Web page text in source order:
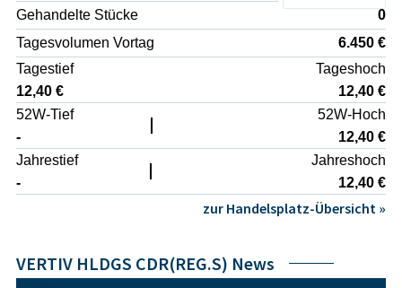
Gehandelte Stücke
0
Tagesvolumen Vortag
6.450 €
Tagestief
12,40 €
Tageshoch
12,40 €
52W-Tief
-
52W-Hoch
12,40 €
Jahrestief
-
Jahreshoch
12,40 €
zur Handelsplatz-Übersicht »
VERTIV HLDGS CDR(REG.S) News